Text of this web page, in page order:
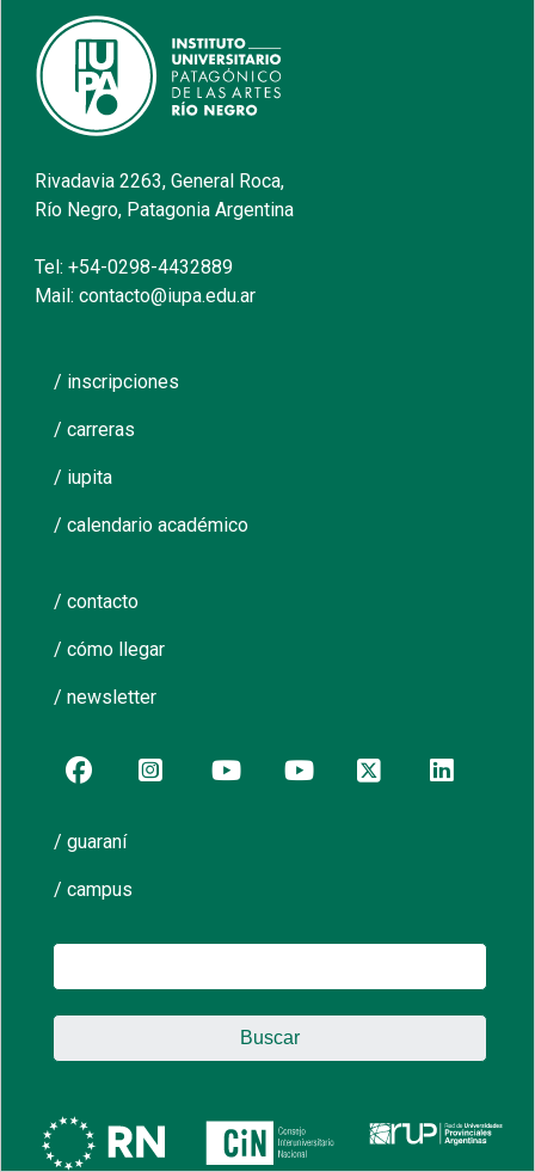
Rivadavia 2263, General Roca,
Río Negro, Patagonia Argentina
Tel: +54-0298-4432889
Mail: contacto@iupa.edu.ar
/ inscripciones
/ carreras
/ iupita
/ calendario académico
/ contacto
/ cómo llegar
/ newsletter
/ guaraní
/ campus
Buscar: